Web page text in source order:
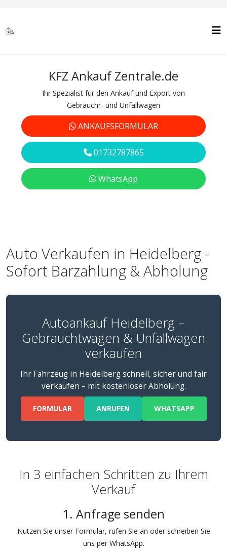
KFZ Ankauf Zentrale.de
Ihr Spezialist für den Ankauf und Export von
Gebrauchr- und Unfallwagen
ANKAUFSFORMULAR
01732787865
WhatsApp
Auto Verkaufen in Heidelberg -
Sofort Barzahlung & Abholung
Autoankauf Heidelberg –
Gebrauchtwagen & Unfallwagen
verkaufen
Ihr Fahrzeug in Heidelberg schnell, sicher und fair
verkaufen – mit kostenloser Abholung.
FORMULAR ANRUFEN WHATSAPP
In 3 einfachen Schritten zu Ihrem
Verkauf
1. Anfrage senden
Nutzen Sie unser Formular, rufen Sie an oder schreiben Sie
uns per WhatsApp.